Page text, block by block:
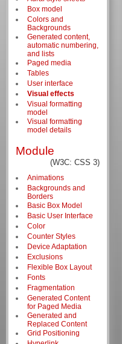
Box model
Colors and
Backgrounds
Generated content,
automatic numbering,
and lists
Paged media
Tables
User interface
Visual effects
Visual formatting
model
Visual formatting
model details
Module
(W3C: CSS 3)
Animations
Backgrounds and
Borders
Basic Box Model
Basic User Interface
Color
Counter Styles
Device Adaptation
Exclusions
Flexible Box Layout
Fonts
Fragmentation
Generated Content
for Paged Media
Generated and
Replaced Content
Grid Positioning